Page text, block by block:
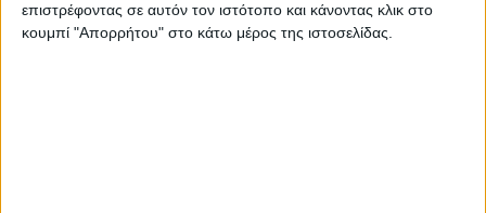
επιστρέφοντας σε αυτόν τον ιστότοπο και κάνοντας κλικ στο
κουμπί "Απορρήτου" στο κάτω μέρος της ιστοσελίδας.
Ακολούθησε την εφημερίδα ΝΕΟΣ
ΑΓΩΝ στο Google News!